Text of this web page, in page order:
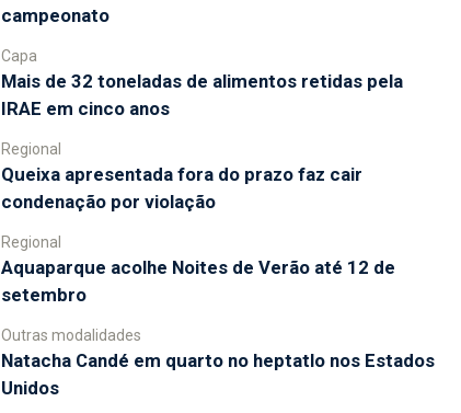
campeonato
Capa
Mais de 32 toneladas de alimentos retidas pela
IRAE em cinco anos
Regional
Queixa apresentada fora do prazo faz cair
condenação por violação
Regional
Aquaparque acolhe Noites de Verão até 12 de
setembro
Outras modalidades
Natacha Candé em quarto no heptatlo nos Estados
Unidos